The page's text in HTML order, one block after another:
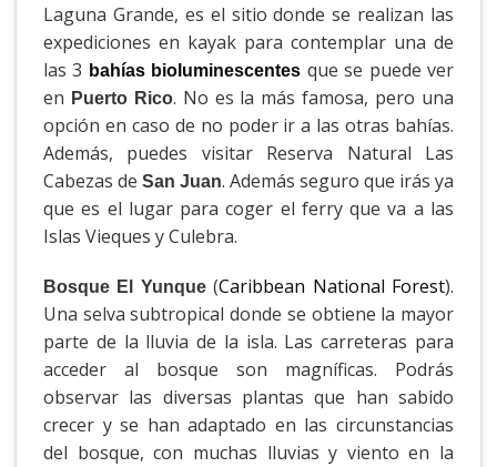
Laguna Grande, es el sitio donde se realizan las
expediciones en kayak para contemplar una de
las 3 bahías bioluminescentes que se puede ver
en Puerto Rico. No es la más famosa, pero una
opción en caso de no poder ir a las otras bahías.
Además, puedes visitar Reserva Natural Las
Cabezas de San Juan. Además seguro que irás ya
que es el lugar para coger el ferry que va a las
Islas Vieques y Culebra.
Bosque El Yunque(Caribbean National Forest).
Una selva subtropical donde se obtiene la mayor
parte de la lluvia de la isla. Las carreteras para
acceder al bosque son magníficas. Podrás
observar las diversas plantas que han sabido
crecer y se han adaptado en las circunstancias
del bosque, con muchas lluvias y viento en la